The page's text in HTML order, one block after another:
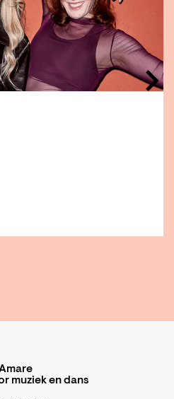
muziek en dans